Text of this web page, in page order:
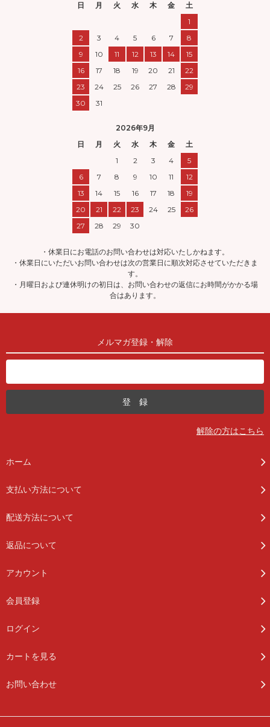
日
月 火 水 木 金
土
1
2
3 4 5 6 7
8
9
10 11 12 13 14
15
16
17 18 19 20 21
22
23
24 25 26 27 28
29
30
31
2026年9月
日
月 火 水 木 金
土
1
2 3 4
5
6
7 8 9 10 11
12
13
14 15 16 17 18
19
20
21 22 23 24 25
26
27
28 29 30
・休業日にお電話のお問い合わせは対応いたしかねます。
・休業日にいただいお問い合わせは次の営業日に順次対応させていただきま
す。
・月曜日および連休明けの初日は、お問い合わせの返信にお時間がかかる場
合はあります。
メルマガ登録・解除
解除の方はこちら
ホーム
支払い方法について
配送方法について
返品について
アカウント
会員登録
ログイン
カートを見る
お問い合わせ